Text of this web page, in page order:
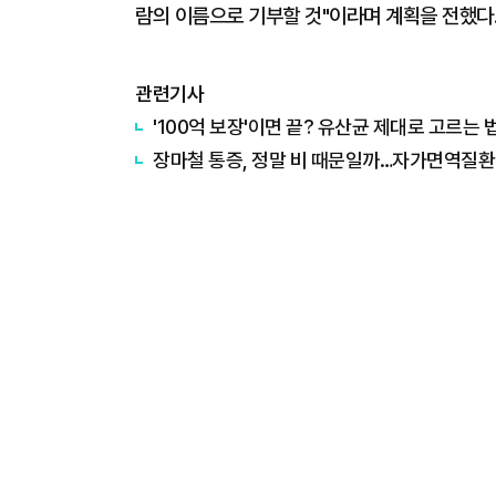
람의 이름으로 기부할 것"이라며 계획을 전했
관련기사
'100억 보장'이면 끝? 유산균 제대로 고르는
장마철 통증, 정말 비 때문일까…자가면역질